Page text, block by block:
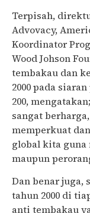
Terpisah,
Advovacy,
Koordinator
Wood Johson
tembakau dan
2000 pada
200,
sangat
memperkuat
global kita
maupun
Dan benar juga,
tahun 2000 di
anti tembakau